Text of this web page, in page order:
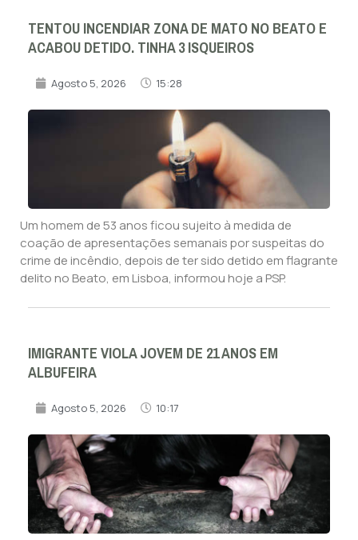
TENTOU INCENDIAR ZONA DE MATO NO BEATO E
ACABOU DETIDO. TINHA 3 ISQUEIROS
Agosto 5, 2026 15:28
Um homem de 53 anos ficou sujeito à medida de
coação de apresentações semanais por suspeitas do
crime de incêndio, depois de ter sido detido em flagrante
delito no Beato, em Lisboa, informou hoje a PSP.
IMIGRANTE VIOLA JOVEM DE 21 ANOS EM
ALBUFEIRA
Agosto 5, 2026 10:17